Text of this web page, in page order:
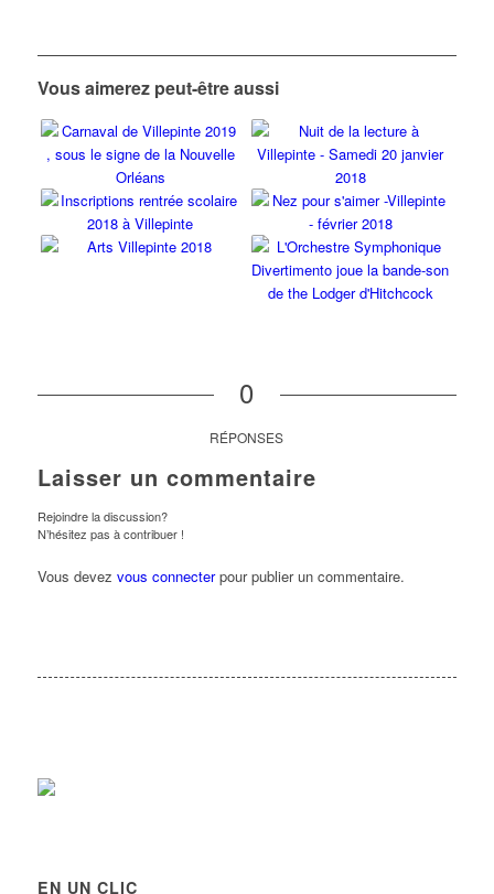
Vous aimerez peut-être aussi
0
RÉPONSES
Laisser un commentaire
Rejoindre la discussion?
N’hésitez pas à contribuer !
Vous devez vous connecterpour publier un commentaire.
EN UN CLIC